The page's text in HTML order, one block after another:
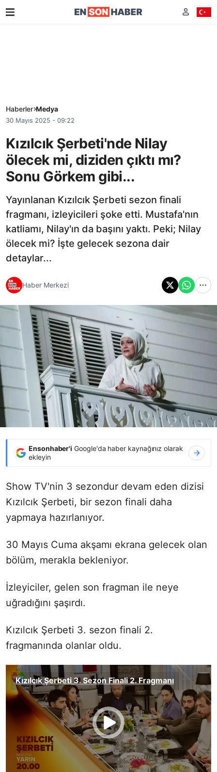
Haberler Medya
30 Mayıs 2025 - 09:22
Kızılcık Şerbeti'nde Nilay
ölecek mi, diziden çıktı mı?
Sonu Görkem gibi...
Yayınlanan Kızılcık Şerbeti sezon finali
fragmanı, izleyicileri şoke etti. Mustafa'nın
katliamı, Nilay'ın da başını yaktı. Peki; Nilay
ölecek mi? İşte gelecek sezona dair
detaylar...
Haber Merkezi
Ensonhaber'i Google'da haber kaynağınız olarak
ekleyin
Show TV'nin 3 sezondur devam eden dizisi
Kızılcık Şerbeti, bir sezon finali daha
yapmaya hazırlanıyor.
30 Mayıs Cuma akşamı ekrana gelecek olan
bölüm, merakla bekleniyor.
İzleyiciler, gelen son fragman ile neye
uğradığını şaşırdı.
Kızılcık Şerbeti 3. sezon finali 2.
fragmanında olanlar oldu.